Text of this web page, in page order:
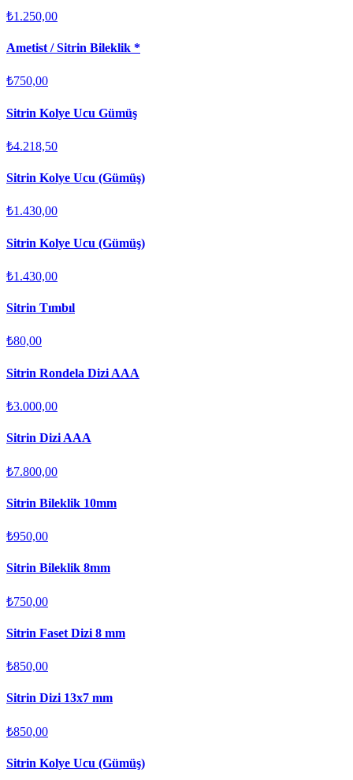
₺1.250,00
Ametist / Sitrin Bileklik *
₺750,00
Sitrin Kolye Ucu Gümüş
₺4.218,50
Sitrin Kolye Ucu (Gümüş)
₺1.430,00
Sitrin Kolye Ucu (Gümüş)
₺1.430,00
Sitrin Tımbıl
₺80,00
Sitrin Rondela Dizi AAA
₺3.000,00
Sitrin Dizi AAA
₺7.800,00
Sitrin Bileklik 10mm
₺950,00
Sitrin Bileklik 8mm
₺750,00
Sitrin Faset Dizi 8 mm
₺850,00
Sitrin Dizi 13x7 mm
₺850,00
Sitrin Kolye Ucu (Gümüş)